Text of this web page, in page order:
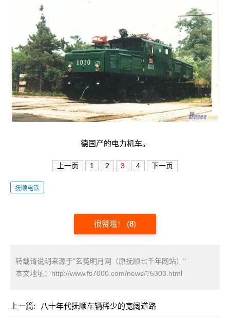
德国产的电力机车。
上一页 1 2 3 4 下一页
抚顺电铁
很赞哦！ (8)
转载请说明来源于"玄菟明月网（原抚顺七千年网站）"
本文地址： http://www.fs7000.com/news/?5303.html
上一篇: 八十年代抚顺车辆稀少的宽阔道路